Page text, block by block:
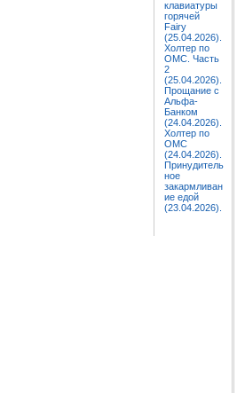
клавиатуры
горячей
Fairy
(25.04.2026).
Холтер по
ОМС. Часть
2
(25.04.2026).
Прощание с
Альфа-
Банком
(24.04.2026).
Холтер по
ОМС
(24.04.2026).
Принудитель
ное
закармливан
ие едой
(23.04.2026).